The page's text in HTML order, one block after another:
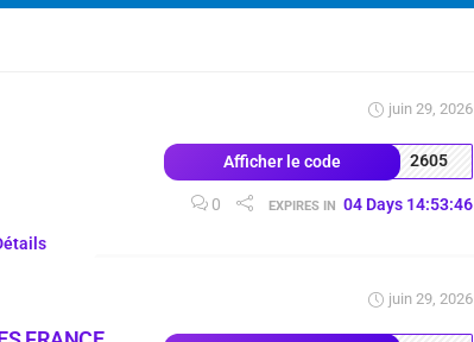
juin 29, 2026
Afficher le code 2605
0 EXPIRES IN 04 Days 14:53:45
juin 29, 2026